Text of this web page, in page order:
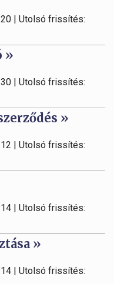
| Utolsó frissítés:
»
| Utolsó frissítés:
»
| Utolsó frissítés:
| Utolsó frissítés:
»
| Utolsó frissítés: